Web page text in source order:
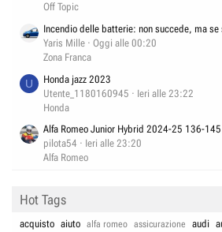
Off Topic
Incendio delle batterie: non succede, ma
Yaris Mille
Oggi alle 00:20
Zona Franca
U
Honda jazz 2023
Utente_1180160945
Ieri alle 23:22
Honda
Alfa Romeo Junior Hybrid 2024-25 136-
pilota54
Ieri alle 23:20
Alfa Romeo
Hot Tags
acquisto aiuto alfa romeo assicurazione audi